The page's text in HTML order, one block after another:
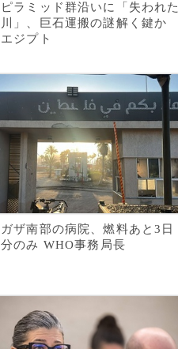
ピラミッド群沿いに「失われた
川」、巨石運搬の謎解く鍵か
エジプト
ガザ南部の病院、燃料あと3日
分のみ WHO事務局長